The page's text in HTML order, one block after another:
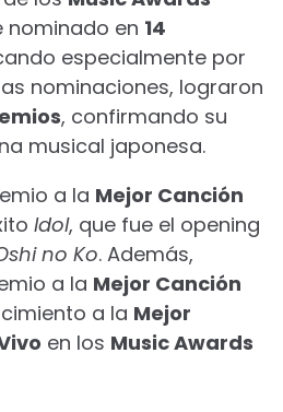
nominado en 14
especialmente por
nominaciones, lograron
, confirmando su
musical japonesa.
a la Mejor Canción
Idol, que fue el opening
no Ko. Además,
a la Mejor Canción
a la Mejor
en los Music Awards